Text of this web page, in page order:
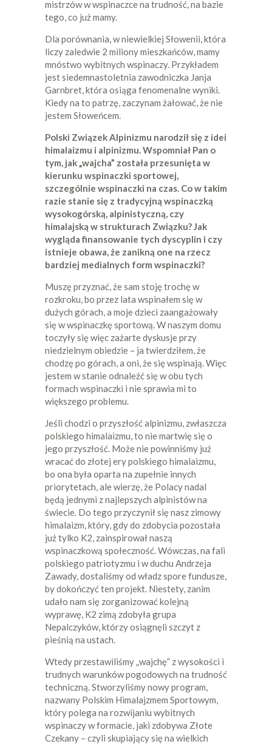
mistrzów w wspinaczce na trudność, na bazie
tego, co już mamy.
Dla porównania, w niewielkiej Słowenii, która
liczy zaledwie 2 miliony mieszkańców, mamy
mnóstwo wybitnych wspinaczy. Przykładem
jest siedemnastoletnia zawodniczka Janja
Garnbret, która osiąga fenomenalne wyniki.
Kiedy na to patrzę, zaczynam żałować, że nie
jestem Słoweńcem.
Polski Związek Alpinizmu narodził się z idei
himalaizmu i alpinizmu. Wspomniał Pan o
tym, jak „wajcha” została przesunięta w
kierunku wspinaczki sportowej,
szczególnie wspinaczki na czas. Co w takim
razie stanie się z tradycyjną wspinaczką
wysokogórską, alpinistyczną, czy
himalajską w strukturach Związku? Jak
wygląda finansowanie tych dyscyplin i czy
istnieje obawa, że zanikną one na rzecz
bardziej medialnych form wspinaczki?
Muszę przyznać, że sam stoję trochę w
rozkroku, bo przez lata wspinałem się w
dużych górach, a moje dzieci zaangażowały
się w wspinaczkę sportową. W naszym domu
toczyły się więc zażarte dyskusje przy
niedzielnym obiedzie – ja twierdziłem, że
chodzę po górach, a oni, że się wspinają. Więc
jestem w stanie odnaleźć się w obu tych
formach wspinaczki i nie sprawia mi to
większego problemu.
Jeśli chodzi o przyszłość alpinizmu, zwłaszcza
polskiego himalaizmu, to nie martwię się o
jego przyszłość. Może nie powinniśmy już
wracać do złotej ery polskiego himalaizmu,
bo ona była oparta na zupełnie innych
priorytetach, ale wierzę, że Polacy nadal
będą jednymi z najlepszych alpinistów na
świecie. Do tego przyczynił się nasz zimowy
himalaizm, który, gdy do zdobycia pozostała
już tylko K2, zainspirował naszą
wspinaczkową społeczność. Wówczas, na fali
polskiego patriotyzmu i w duchu Andrzeja
Zawady, dostaliśmy od władz spore fundusze,
by dokończyć ten projekt. Niestety, zanim
udało nam się zorganizować kolejną
wyprawę, K2 zimą zdobyła grupa
Nepalczyków, którzy osiągnęli szczyt z
pieśnią na ustach.
Wtedy przestawiliśmy „wajchę” z wysokości i
trudnych warunków pogodowych na trudność
techniczną. Stworzyliśmy nowy program,
nazwany Polskim Himalajzmem Sportowym,
który polega na rozwijaniu wybitnych
wspinaczy w formacie, jaki zdobywa Złote
Czekany – czyli skupiający się na wielkich